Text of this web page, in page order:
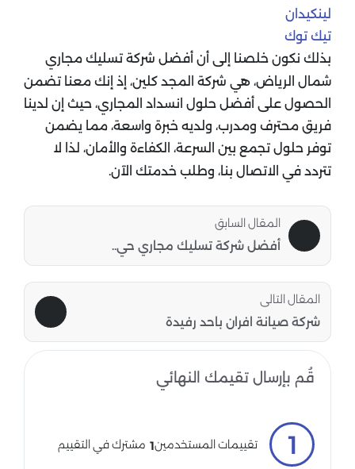
لينكيدان
تيك توك
بذلك نكون خلصنا إلى أن أفضل شركة تسليك مجاري
شمال الرياض، هي شركة المجد كلين، إذ إنك معنا تضمن
الحصول على أفضل حلول انسداد المجاري، حيث إن لدينا
فريق محترف ومدرب، ولديه خبرة واسعة، مما يضمن
توفر حلول تجمع بين السرعة، الكفاءة والأمان، لذا لا
تتردد في الاتصال بنا، وطلب خدمتك الآن.
المقال السابق
أفضل شركة تسليك مجاري حي..
المقال التالى
شركة صيانة افران باحد رفيدة
قُم بإرسال تقيمك النهائي
1 تقييمات المستخدمين1 مشترك في التقييم